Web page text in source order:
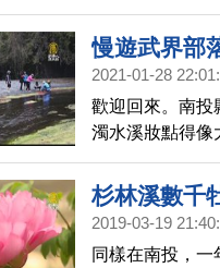
出南投自然的生
慢遊武界部
2021-01-28
歡迎回來。南投
濁水溪妝點得像
員也不厭其煩的
杉林溪數千
2019-03-19
同樣在南投，